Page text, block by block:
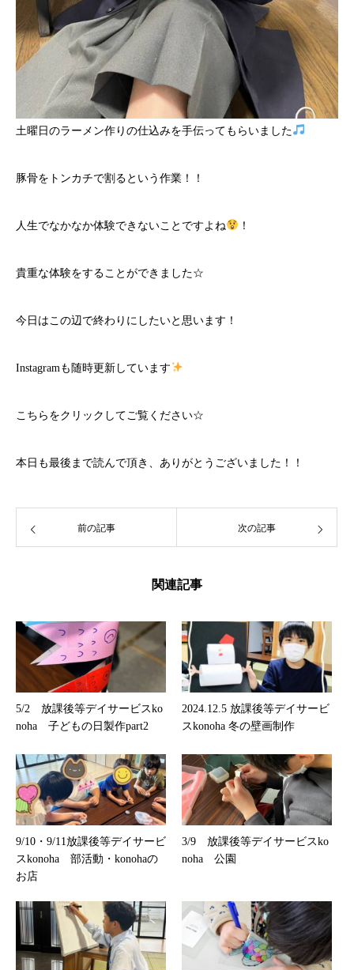
土曜日のラーメン作りの仕込みを手伝ってもらいました
豚骨をトンカチで割るという作業！！
人生でなかなか体験できないことですよね ！
貴重な体験をすることができました☆
今日はこの辺で終わりにしたいと思います！
Instagramも随時更新しています
こちら をクリックしてご覧ください☆
本日も最後まで読んで頂き、ありがとうございました！！
前の記事 次の記事
関連記事
5/2 放課後等デイサービスko
noha 子どもの日製作part2
2024.12.5 放課後等デイサービ
スkonoha 冬の壁画制作
9/10・9/11放課後等デイサービ
スkonoha 部活動・konohaの
お店
3/9 放課後等デイサービスko
noha 公園